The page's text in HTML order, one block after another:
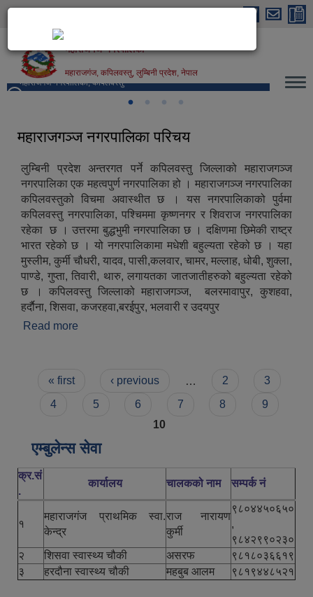
Skip to main content
महाराजगंज नगरपालिका
महाराजगंज, कपिलवस्तु, लुम्बिनी प्रदेश, नेपाल
महाराजगंज नगरपालिका, कपिलवस्तु
महाराजगञ्ज नगरपालिका परिचय
लुम्बिनी प्रदेश अन्तरगत पर्ने कपिलवस्तु जिल्लाको महाराजगञ्ज
नगरपालिका एक महत्वपुर्ण नगरपालिका हो । महाराजगञ्ज नगरपालिका
कपिलवस्तुको विचमा अवास्थीत छ । यस नगरपालिकाको पुर्वमा
कपिलवस्तु नगरपालिका, पश्चिममा कृष्णनगर र शिवराज नगरपालिका
रहेका छ । उत्तरमा बुद्धभुमी नगरपालिका छ । दक्षिणमा छिमेकी राष्ट्र
भारत रहेको छ । यो नगरपालिकामा मधेशी बहुल्यता रहेको छ । यहा
मुस्लीम, कुर्मी चौधरी, यादव, पासी,कलवार, चामर, मल्लाह, धोबी, शुक्ला,
पाण्डे, गुप्ता, तिवारी, थारु, लगायतका जातजातीहरुको बहुल्यता रहेको
छ । कपिलवस्तु जिल्लाको महाराजगञ्ज, बलरमावापुर, कुशहवा,
हर्दाैना, शिसवा, कजरहवा,बरईपुर, भलवारी र उदयपुर
Read more
Pages
« first ‹ previous 2
3
4
5 6 7 8
9
10
एम्बुलेन्स सेवा
क्र.सं
.
कार्यालय चालकको नाम सम्पर्क नं
१
महाराजगंज प्राथमिक स्वा.
केन्द्र
राज नारायण
कुर्मी
९८०४४५०६५०
,
९८४२९९०२३०
२
शिसवा स्वास्थ्य चौकी असरफ
९८१८०३६६१९
३
हरदौना स्वास्थ्य चौकी महबुब आलम ९८१९४४८५२१